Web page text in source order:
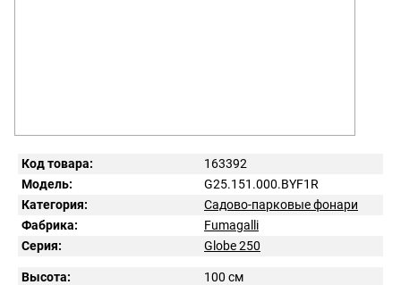
Код товара:
163392
Модель:
G25.151.000.BYF1R
Категория:
Садово-парковые фонари
Фабрика:
Fumagalli
Серия:
Globe 250
Высота:
100 см